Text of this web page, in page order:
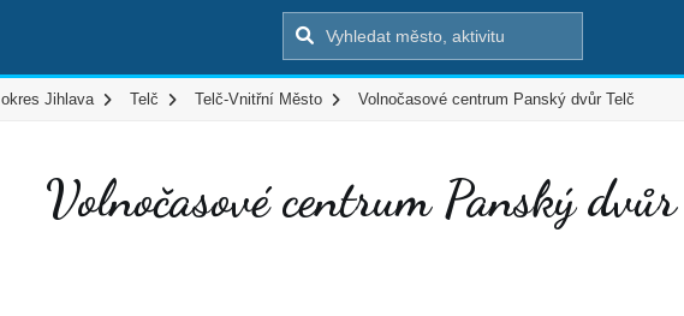
okres Jihlava Telč Telč-Vnitřní Město Volnočasové centrum Panský dvůr Telč
Volnočasové centrum Panský dvůr